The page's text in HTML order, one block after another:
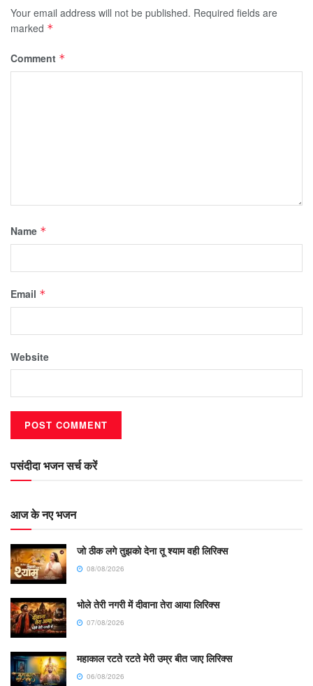
Your email address will not be published. Required fields are
marked *
Comment *
Name *
Email *
Website
पसंदीदा भजन सर्च करें
आज के नए भजन
जो ठीक लगे तुझको देना तू श्याम वही लिरिक्स
08/08/2026
भोले तेरी नगरी में दीवाना तेरा आया लिरिक्स
07/08/2026
महाकाल रटते रटते मेरी उम्र बीत जाए लिरिक्स
06/08/2026